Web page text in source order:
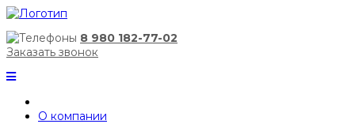
8 980 182-77-02
Заказать звонок
О компании